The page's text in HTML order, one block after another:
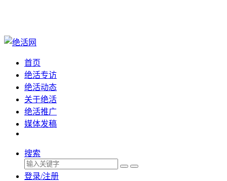
首页
绝活专访
绝活动态
关于绝活
绝活推广
媒体发稿
搜索
登录/注册